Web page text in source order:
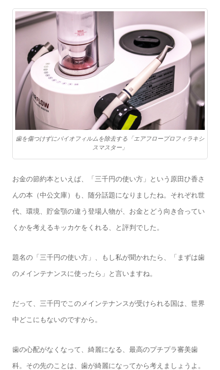
歯を傷つけずにバイオフィルムを除去する「エアフロープロフィラキシ
スマスター」
お金の節約本といえば、「三千円の使い方」という原田ひ香さ
んの本（中公文庫）も、随分話題になりましたね。それぞれ世
代、環境、貯金顎の違う登場人物が、お金とどう向き合ってい
くかを考えるキッカケをくれる、と評判でした。
題名の「三千円の使い方」、もし私が聞かれたら、「まずは歯
のメインテナンスに使ったら」と言いますね。
だって、三千円でこのメインテナンスが受けられる国は、世界
中どこにもないのですから。
歯の心配がなくなって、綺麗になる、最高のプチプラ審美歯
科。その先のことは、歯が綺麗になってから考えましょうよ。